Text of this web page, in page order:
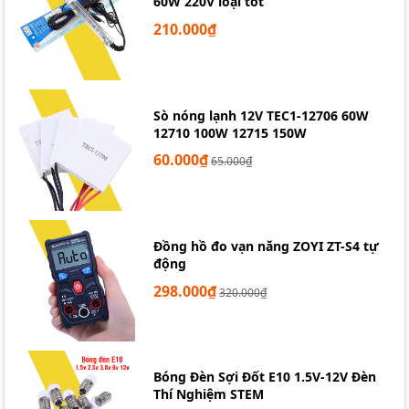
210.000₫
Sò nóng lạnh 12V TEC1-12706 60W
12710 100W 12715 150W
60.000₫65.000₫
Đồng hồ đo vạn năng ZOYI ZT-S4 tự
động
298.000₫320.000₫
Bóng Đèn Sợi Đốt E10 1.5V-12V Đèn
Thí Nghiệm STEM